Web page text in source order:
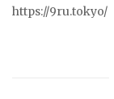
https://9ru.tokyo/